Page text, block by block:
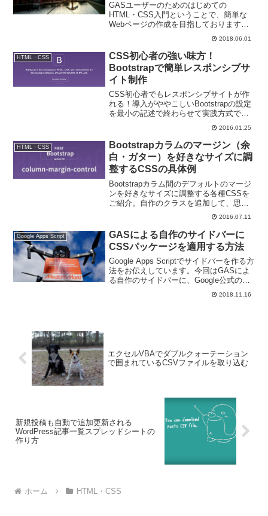
GASユーザーのためのはじめての
HTML・CSS入門ということで、簡単な
Webページの作成を目指しております。
今回は、リンクを貼るアンカーリンクを
作るaタグとhref属性の書き方について解
説をしますよ。
2018.06.01
HTML・CSS
CSS初心者の強い味方！
Bootstrapで簡単レスポンシブサ
イト制作
CSS初心者でもレスポンシブサイトが作
れる！導入がややこしいBootstrapの設定
を最小の記述で終わらせて実践方式で触
ってみましょう！今回は導入前の予備知
2016.01.25
HTML・CSS
Bootstrapカラムのマージン（余
白・ガター）を好きなサイズに調
整するCSSの具体例
Bootstrapカラム間のデフォルトのマージ
ンを好きなサイズに調整する各種CSSを
ご紹介。自作のクラスを追加して、思い
通りの幅を設定したり、個別のブロック
だけサイズ変更したりする方法を解説し
ています。最後に手軽に設定できる汎用
クラスもご紹介。Bootstrapカラムのガタ
ーの成り立ちが、より深く理解できま
す。
2016.07.11
Google Apps Script
GASによる自作のサイドバーに
CSSパッケージを適用する方法
Google Apps Scriptでサイドバーを作る方
法をお伝えしています。今回はGASによ
る自作のサイドバーに、Google公式のサ
イドバー用CSSパッケージを適用してす
2018.11.16
エクセルVBAでダブルクォーテーション
で囲まれているCSVファイルを取り込む
新規投稿も自動で追加更新される
WordPress記事一覧スプレッドシートの
作り方
ホーム HTML・CSS